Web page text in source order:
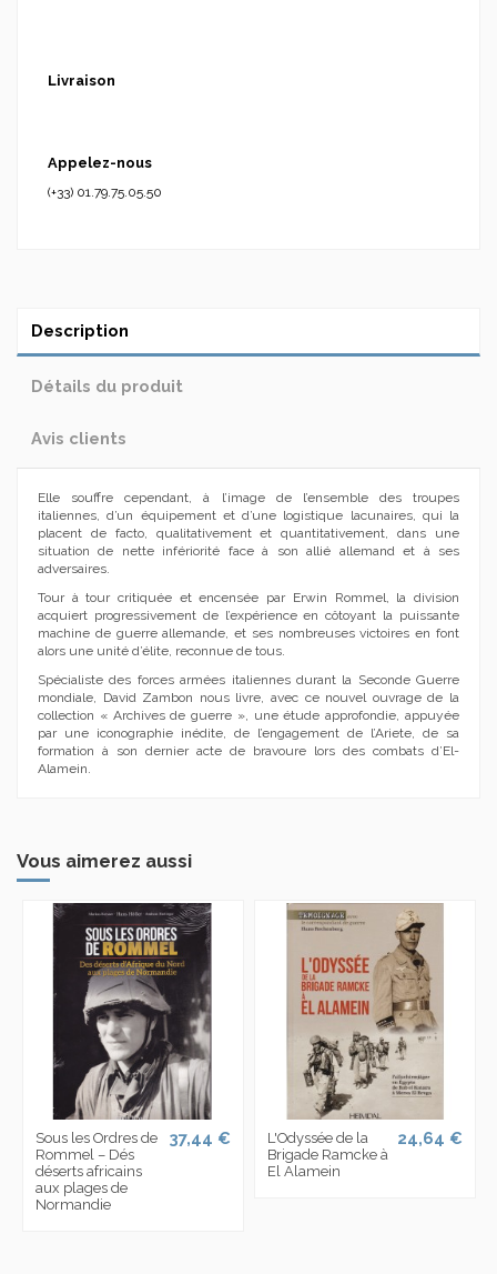
Livraison
Appelez-nous
(+33) 01.79.75.05.50
Description
Détails du produit
Avis clients
Elle souffre cependant, à l’image de l’ensemble des troupes
italiennes, d’un équipement et d’une logistique lacunaires, qui la
placent de facto, qualitativement et quantitativement, dans une
situation de nette infériorité face à son allié allemand et à ses
adversaires.
Tour à tour critiquée et encensée par Erwin Rommel, la division
acquiert progressivement de l’expérience en côtoyant la puissante
machine de guerre allemande, et ses nombreuses victoires en font
alors une unité d’élite, reconnue de tous.
Spécialiste des forces armées italiennes durant la Seconde Guerre
mondiale, David Zambon nous livre, avec ce nouvel ouvrage de la
collection « Archives de guerre », une étude approfondie, appuyée
par une iconographie inédite, de l’engagement de l’Ariete, de sa
formation à son dernier acte de bravoure lors des combats d’El-
Alamein.
Vous aimerez aussi
Sous les Ordres de
Rommel – Dés
déserts africains
aux plages de
Normandie
37,44 €
L'Odyssée de la
Brigade Ramcke à
El Alamein
24,64 €